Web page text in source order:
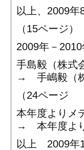
以上、2009年
（15ページ）
2009年－
手島毅（株式
→ 手嶋毅（株
（24ページ
本年度よりメ
→ 本年度よ
以上 2009年